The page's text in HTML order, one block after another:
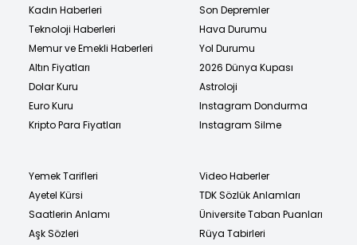
Kadın Haberleri
Teknoloji Haberleri
Memur ve Emekli Haberleri
Altın Fiyatları
Dolar Kuru
Euro Kuru
Kripto Para Fiyatları
Son Depremler
Hava Durumu
Yol Durumu
2026 Dünya Kupası
Astroloji
Instagram Dondurma
Instagram Silme
Yemek Tarifleri
Ayetel Kürsi
Saatlerin Anlamı
Aşk Sözleri
Video Haberler
TDK Sözlük Anlamları
Üniversite Taban Puanları
Rüya Tabirleri